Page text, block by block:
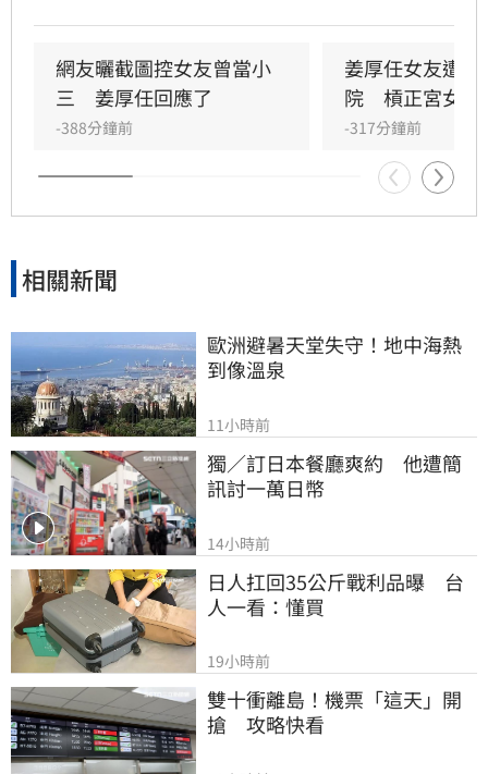
便宜吧」，更強調自己完全信任女友。童芯曾透
露兩人緣分始於童年，她小學時便視姜厚任為偶
像，多年後重逢擦出愛火。林宜君
網友曬截圖控女友曾當小
三　姜厚任回應了
-388分鐘前
姜厚任女友遭
院　槓正宮女兒
-317分鐘前
相關新聞
歐洲避暑天堂失守！地中海熱
到像溫泉
11小時前
獨／訂日本餐廳爽約　他遭簡
訊討一萬日幣
14小時前
日人扛回35公斤戰利品曝　台
人一看：懂買
19小時前
雙十衝離島！機票「這天」開
搶　攻略快看